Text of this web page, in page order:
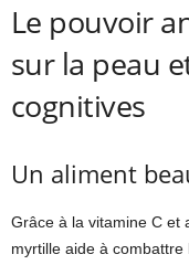
Le pouvoir
sur la peau
cognitives
Un aliment
Grâce à la vitamine C et
myrtille aide à